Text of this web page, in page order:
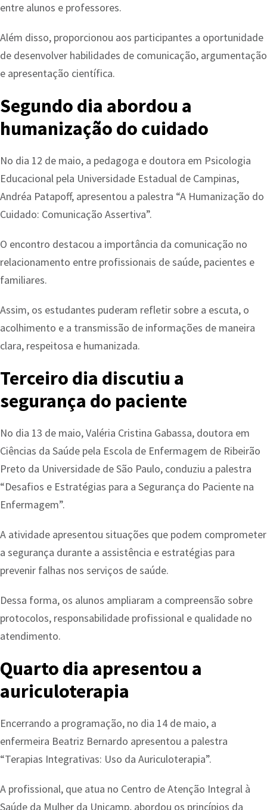
entre alunos e professores.
Além disso, proporcionou aos participantes a oportunidade
de desenvolver habilidades de comunicação, argumentação
e apresentação científica.
Segundo dia abordou a
humanização do cuidado
No dia 12 de maio, a pedagoga e doutora em Psicologia
Educacional pela Universidade Estadual de Campinas,
Andréa Patapoff, apresentou a palestra “A Humanização do
Cuidado: Comunicação Assertiva”.
O encontro destacou a importância da comunicação no
relacionamento entre profissionais de saúde, pacientes e
familiares.
Assim, os estudantes puderam refletir sobre a escuta, o
acolhimento e a transmissão de informações de maneira
clara, respeitosa e humanizada.
Terceiro dia discutiu a
segurança do paciente
No dia 13 de maio, Valéria Cristina Gabassa, doutora em
Ciências da Saúde pela Escola de Enfermagem de Ribeirão
Preto da Universidade de São Paulo, conduziu a palestra
“Desafios e Estratégias para a Segurança do Paciente na
Enfermagem”.
A atividade apresentou situações que podem comprometer
a segurança durante a assistência e estratégias para
prevenir falhas nos serviços de saúde.
Dessa forma, os alunos ampliaram a compreensão sobre
protocolos, responsabilidade profissional e qualidade no
atendimento.
Quarto dia apresentou a
auriculoterapia
Encerrando a programação, no dia 14 de maio, a
enfermeira Beatriz Bernardo apresentou a palestra
“Terapias Integrativas: Uso da Auriculoterapia”.
A profissional, que atua no Centro de Atenção Integral à
Saúde da Mulher da Unicamp, abordou os princípios da